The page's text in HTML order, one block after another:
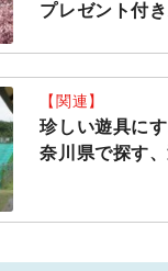
プレゼント付
【関連】
珍しい遊具に
奈川県で探す